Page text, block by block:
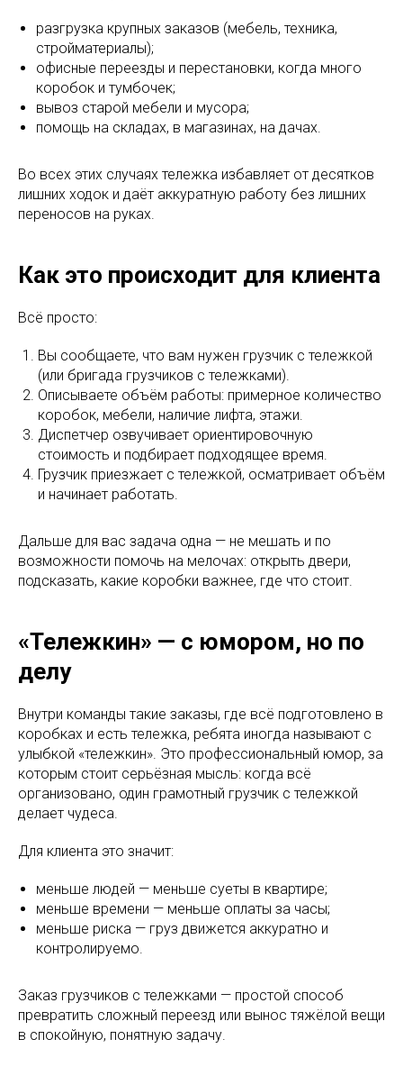
разгрузка крупных заказов (мебель, техника,
стройматериалы);
офисные переезды и перестановки, когда много
коробок и тумбочек;
вывоз старой мебели и мусора;
помощь на складах, в магазинах, на дачах.​
Во всех этих случаях тележка избавляет от десятков
лишних ходок и даёт аккуратную работу без лишних
переносов на руках.
Как это происходит для клиента
Всё просто:
Вы сообщаете, что вам нужен грузчик с тележкой
(или бригада грузчиков с тележками).
Описываете объём работы: примерное количество
коробок, мебели, наличие лифта, этажи.
Диспетчер озвучивает ориентировочную
стоимость и подбирает подходящее время.
Грузчик приезжает с тележкой, осматривает объём
и начинает работать.​
Дальше для вас задача одна — не мешать и по
возможности помочь на мелочах: открыть двери,
подсказать, какие коробки важнее, где что стоит.
«Тележкин» — с юмором, но по
делу
Внутри команды такие заказы, где всё подготовлено в
коробках и есть тележка, ребята иногда называют с
улыбкой «тележкин». Это профессиональный юмор, за
которым стоит серьёзная мысль: когда всё
организовано, один грамотный грузчик с тележкой
делает чудеса.
Для клиента это значит:
меньше людей — меньше суеты в квартире;
меньше времени — меньше оплаты за часы;
меньше риска — груз движется аккуратно и
контролируемо.
Заказ грузчиков с тележками — простой способ
превратить сложный переезд или вынос тяжёлой вещи
в спокойную, понятную задачу.